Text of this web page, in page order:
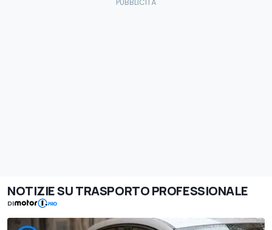
NOTIZIE SU TRASPORTO PROFESSIONALE
DI